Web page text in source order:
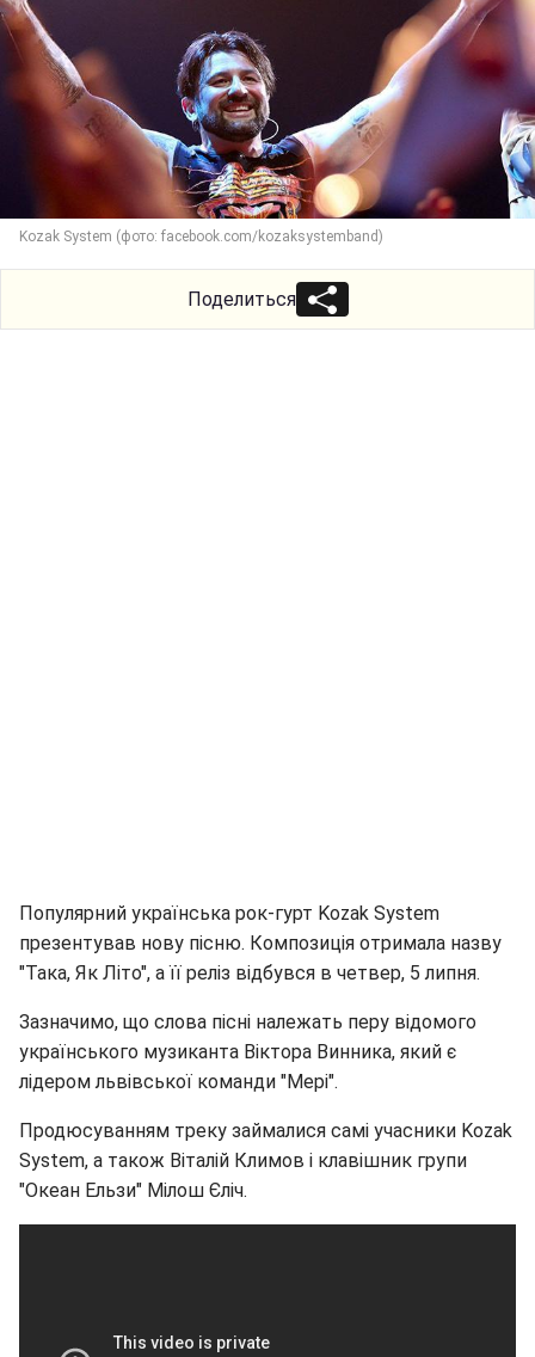
Kozak System (фото: facebook.com/kozaksystemband)
Поделиться
Популярний українська рок-гурт Kozak System
презентував нову пісню. Композиція отримала назву
"Така, Як Літо", а її реліз відбувся в четвер, 5 липня.
Зазначимо, що слова пісні належать перу відомого
українського музиканта Віктора Винника, який є
лідером львівської команди "Мері".
Продюсуванням треку займалися самі учасники Kozak
System, а також Віталій Климов і клавішник групи
"Океан Ельзи" Мілош Єліч.